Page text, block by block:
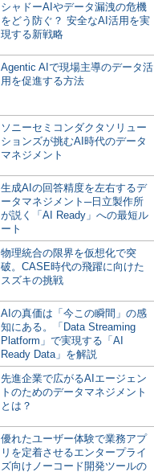
シャドーAIやデータ漏洩の危機
をどう防ぐ？ 安全なAI活用を実
現する新戦略
Agentic AIで現場主導のデータ活
用を促進する方法
ソニーセミコンダクタソリュー
ションズが挑むAI時代のデータ
マネジメント
生成AIの回答精度を左右するデ
ータマネジメント─日立製作所
が説く「AI Ready」への最短ル
ート
物理統合の限界を仮想化で突
破。CASE時代の飛躍に向けた
スズキの挑戦
AIの真価は「今この瞬間」の感
知にある。「Data Streaming
Platform」で実現する「AI
Ready Data」を解説
先進企業で広がるAIエージェン
トのためのデータマネジメント
とは？
優れたユーザー体験で業務アプ
リを定着させるエンタープライ
ズ向けノーコード開発ツールの